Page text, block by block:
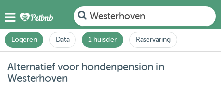
Westerhoven
Logeren Data 1 huisdier Raservaring
Alternatief voor hondenpension in
Westerhoven